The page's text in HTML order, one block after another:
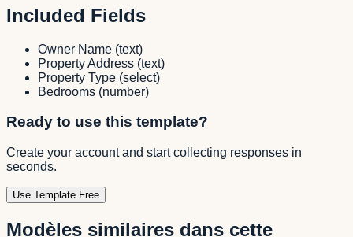
Included Fields
Owner Name (text)
Property Address (text)
Property Type (select)
Bedrooms (number)
Ready to use this template?
Create your account and start collecting responses in
seconds.
Use Template Free
Modèles similaires dans cette